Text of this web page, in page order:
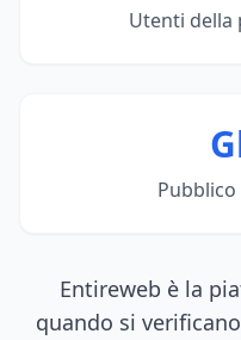
Utenti della
Entireweb è la
quando si